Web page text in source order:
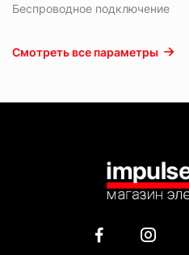
Беспроводное подключение
Смотреть все параметры